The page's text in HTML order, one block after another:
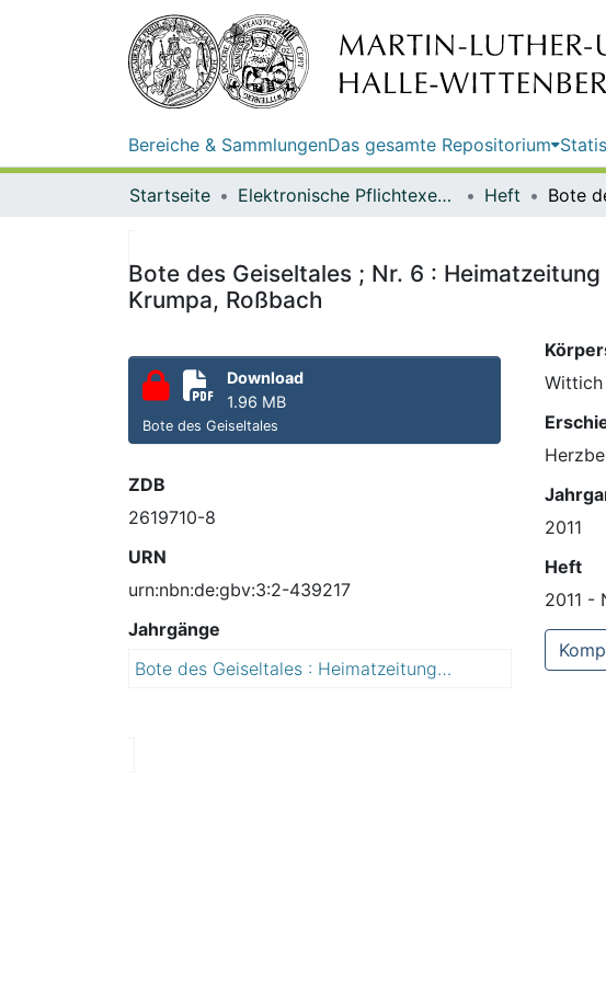
Bereiche & SammlungenDas gesamte Repositorium
Startseite Elektronische Pflichtexemplare Heft
Bote des Geiseltales ; Nr. 6 :
Krumpa, Roßbach
Download
1.96 MB
Bote des Geiseltales
ZDB
2619710-8
URN
urn:nbn:de:gbv:3:2-439217
Jahrgänge
Bote des Geiseltales : Heimatzeitung der Stadt Braunsbedra, Ortschaften: Frankleben, Großkayna, Krumpa, Roßbach
Wittich
2011
Heft
2011 -